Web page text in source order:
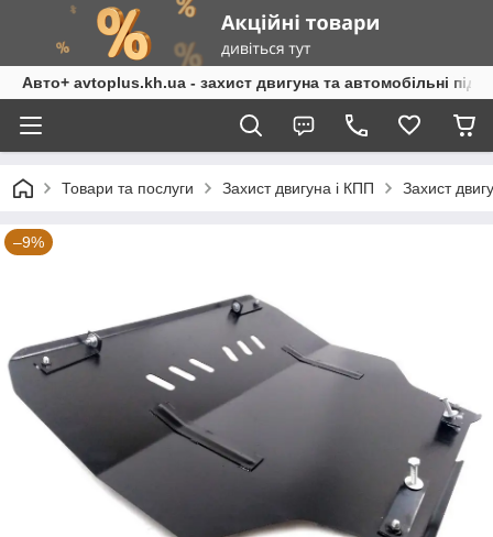
Авто+ avtoplus.kh.ua - захист двигуна та автомобільні
Товари та послуги Захист двигуна і КПП Захист
–9%